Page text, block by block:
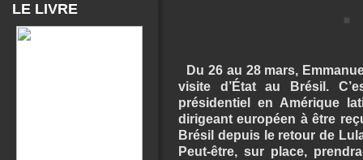
LE LIVRE
Du 26 au 28 mars,
visite d’État au Brésil.
présidentiel en Amérique
dirigeant européen à être
Brésil depuis le retour de
Peut-être, sur place,